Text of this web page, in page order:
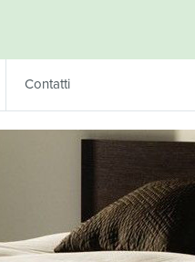
Contatti